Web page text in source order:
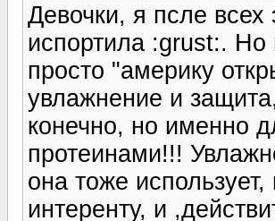
Девочки, я псле
испортила :grust:. Но
просто "америку
увлажнение и
конечно, но именно
протеинами!!!
она тоже
интеренту, и